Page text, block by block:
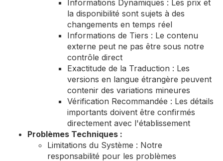
Informations Dynamiques : Les prix et
la disponibilité sont sujets à des
changements en temps réel
Informations de Tiers : Le contenu
externe peut ne pas être sous notre
contrôle direct
Exactitude de la Traduction : Les
versions en langue étrangère peuvent
contenir des variations mineures
Vérification Recommandée : Les détails
importants doivent être confirmés
directement avec l'établissement
Problèmes Techniques :
Limitations du Système : Notre
responsabilité pour les problèmes